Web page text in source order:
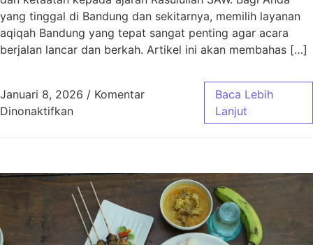
yang tinggal di Bandung dan sekitarnya, memilih layanan
aqiqah Bandung yang tepat sangat penting agar acara
berjalan lancar dan berkah. Artikel ini akan membahas […]
Januari 8, 2026 / Komentar
Dinonaktifkanpada Aqiqah Bandung Paket Murah Jawa
Baca Lebih
Lanjut